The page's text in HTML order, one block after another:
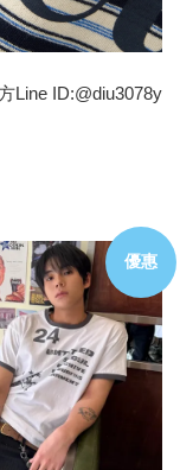
Line ID:@diu3078y
優惠